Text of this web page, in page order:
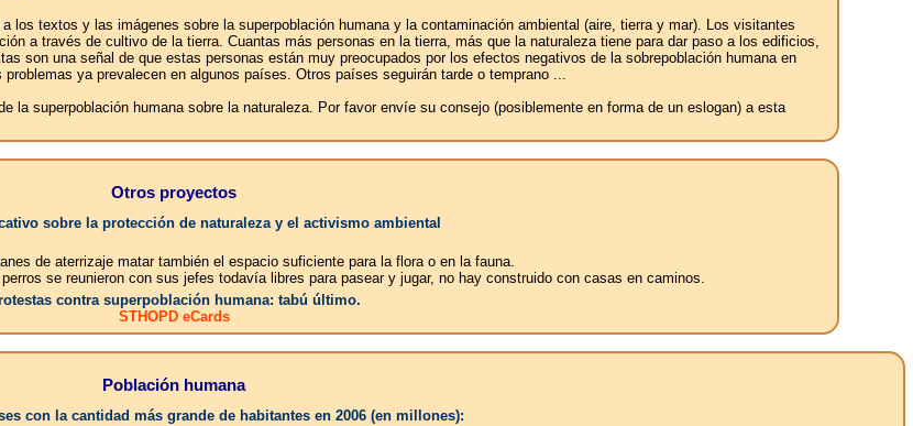
los textos y las imágenes sobre la superpoblación humana y la contaminación ambiental (aire, tierra y mar). Los visitantes
a través de cultivo de la tierra. Cuantas más personas en la tierra, más que la naturaleza tiene para dar paso a los edificios,
son una señal de que estas personas están muy preocupados por los efectos negativos de la sobrepoblación humana en
ya prevalecen en algunos países. Otros países seguirán tarde o temprano ...
superpoblación humana sobre la naturaleza. Por favor envíe su consejo (posiblemente en forma de un eslogan) a esta
Otros proyectos
sobre la protección de naturaleza y el activismo ambiental
de aterrizaje matar también el espacio suficiente para la flora o en la fauna.
se reunieron con sus jefes todavía libres para pasear y jugar, no hay construido con casas en caminos.
contra superpoblación humana: tabú último.
STHOPD eCards
Población humana
con la cantidad más grande de habitantes en 2006 (en millones):